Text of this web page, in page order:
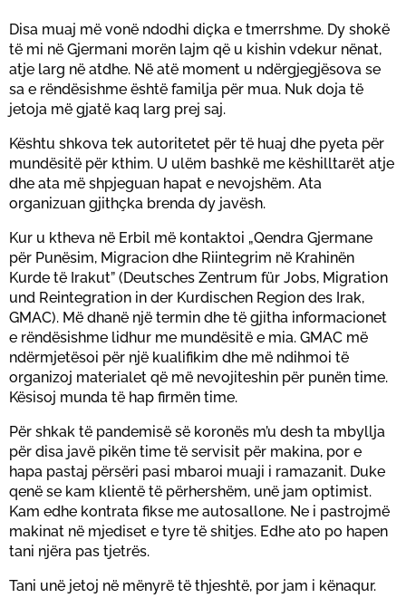
Disa muaj më vonë ndodhi diçka e tmerrshme. Dy shokë
të mi në Gjermani morën lajm që u kishin vdekur nënat,
atje larg në atdhe. Në atë moment u ndërgjegjësova se
sa e rëndësishme është familja për mua. Nuk doja të
jetoja më gjatë kaq larg prej saj.
Kështu shkova tek autoritetet për të huaj dhe pyeta për
mundësitë për kthim. U ulëm bashkë me këshilltarët atje
dhe ata më shpjeguan hapat e nevojshëm. Ata
organizuan gjithçka brenda dy javësh.
Kur u ktheva në Erbil më kontaktoi „Qendra Gjermane
për Punësim, Migracion dhe Riintegrim në Krahinën
Kurde të Irakut” (Deutsches Zentrum für Jobs, Migration
und Reintegration in der Kurdischen Region des Irak,
GMAC). Më dhanë një termin dhe të gjitha informacionet
e rëndësishme lidhur me mundësitë e mia. GMAC më
ndërmjetësoi për një kualifikim dhe më ndihmoi të
organizoj materialet që më nevojiteshin për punën time.
Kësisoj munda të hap firmën time.
Për shkak të pandemisë së koronës m’u desh ta mbyllja
për disa javë pikën time të servisit për makina, por e
hapa pastaj përsëri pasi mbaroi muaji i ramazanit. Duke
qenë se kam klientë të përhershëm, unë jam optimist.
Kam edhe kontrata fikse me autosallone. Ne i pastrojmë
makinat në mjediset e tyre të shitjes. Edhe ato po hapen
tani njëra pas tjetrës.
Tani unë jetoj në mënyrë të thjeshtë, por jam i kënaqur.